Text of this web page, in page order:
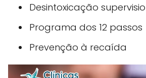
Desintoxicação
Programa dos 12 passos
Prevenção à recaída